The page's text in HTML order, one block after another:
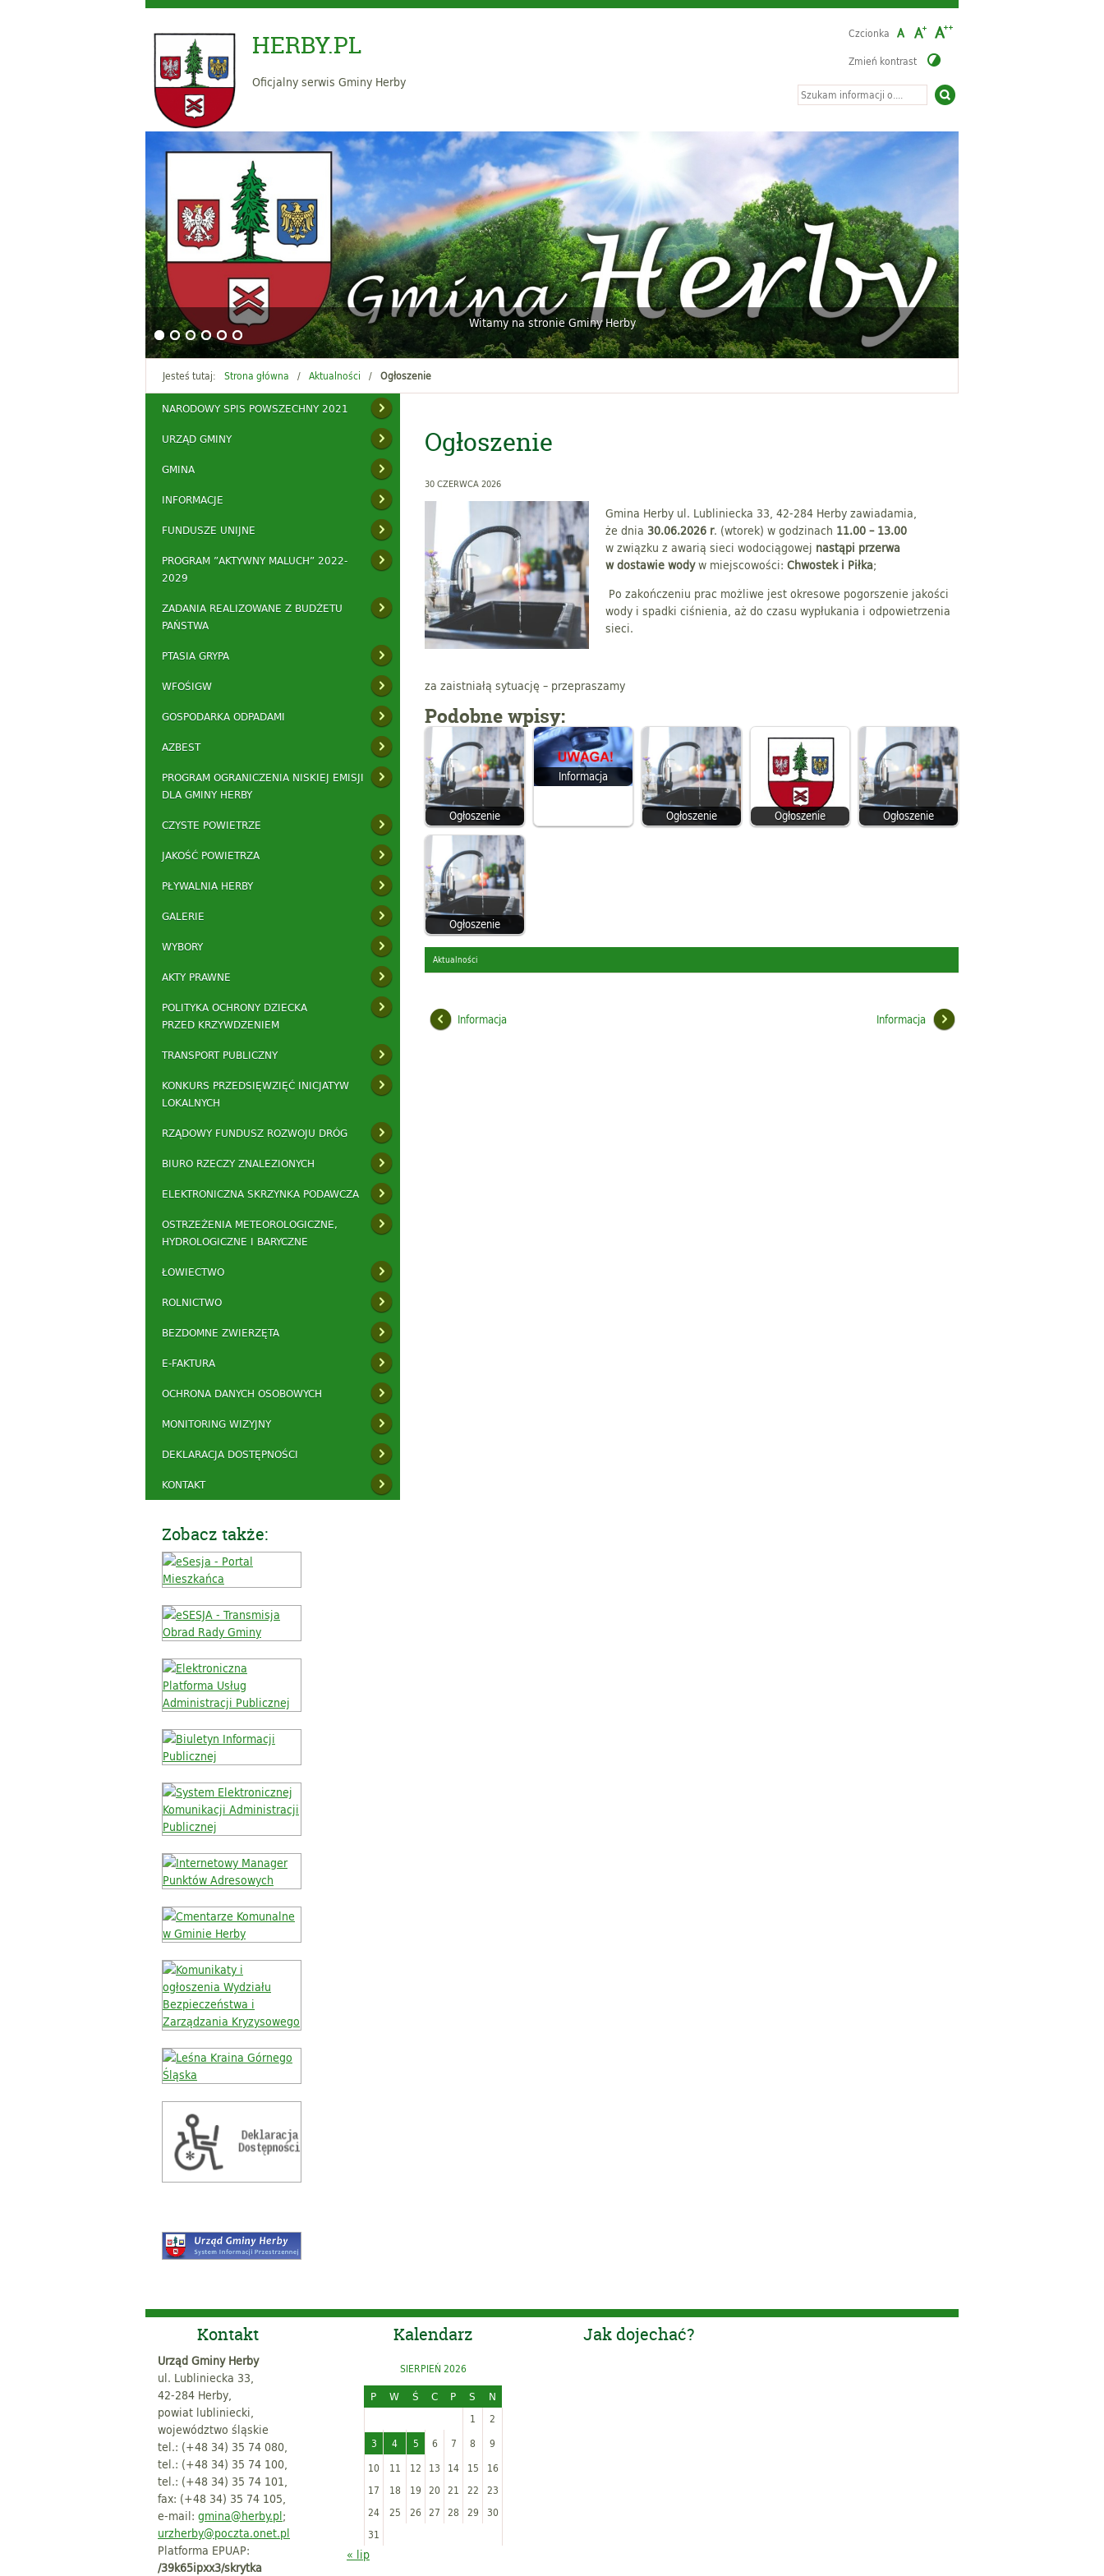
Czcionka
Zmień kontrast
HERBY.PL
Oficjalny serwis Gminy Herby
Witamy na stronie Gminy Herby
Jesteś tutaj: Strona główna Aktualności Ogłoszenie
NARODOWY SPIS POWSZECHNY 2021
URZĄD GMINY
GMINA
INFORMACJE
FUNDUSZE UNIJNE
PROGRAM ”AKTYWNY MALUCH” 2022-
2029
ZADANIA REALIZOWANE Z BUDŻETU
PAŃSTWA
PTASIA GRYPA
WFOŚIGW
GOSPODARKA ODPADAMI
AZBEST
PROGRAM OGRANICZENIA NISKIEJ EMISJI
DLA GMINY HERBY
CZYSTE POWIETRZE
JAKOŚĆ POWIETRZA
PŁYWALNIA HERBY
GALERIE
WYBORY
AKTY PRAWNE
POLITYKA OCHRONY DZIECKA
PRZED KRZYWDZENIEM
TRANSPORT PUBLICZNY
KONKURS PRZEDSIĘWZIĘĆ INICJATYW
LOKALNYCH
RZĄDOWY FUNDUSZ ROZWOJU DRÓG
BIURO RZECZY ZNALEZIONYCH
ELEKTRONICZNA SKRZYNKA PODAWCZA
OSTRZEŻENIA METEOROLOGICZNE,
HYDROLOGICZNE I BARYCZNE
ŁOWIECTWO
ROLNICTWO
BEZDOMNE ZWIERZĘTA
E-FAKTURA
OCHRONA DANYCH OSOBOWYCH
MONITORING WIZYJNY
DEKLARACJA DOSTĘPNOŚCI
KONTAKT
Zobacz także:
Ogłoszenie
30 CZERWCA 2026
Gmina Herby ul. Lubliniecka 33, 42-284 Herby zawiadamia,
że dnia 30.06.2026 r. (wtorek) w godzinach 11.00 – 13.00
w związku z awarią sieci wodociągowej nastąpi przerwa
w dostawie wodyw miejscowości: Chwostek i Piłka;
Po zakończeniu prac możliwe jest okresowe pogorszenie jakości
wody i spadki ciśnienia, aż do czasu wypłukania i odpowietrzenia
sieci.
za zaistniałą sytuację – przepraszamy
Podobne wpisy:
Ogłoszenie
Informacja
Ogłoszenie Ogłoszenie Ogłoszenie
Ogłoszenie
Aktualności
Informacja Informacja
Kontakt
Urząd Gminy Herby
ul. Lubliniecka 33,
42-284 Herby,
powiat lubliniecki,
województwo śląskie
tel.: (+48 34) 35 74 080,
tel.: (+48 34) 35 74 100,
tel.: (+48 34) 35 74 101,
fax: (+48 34) 35 74 105,
e-mail: gmina@herby.pl;
urzherby@poczta.onet.pl
Platforma EPUAP:
/39k65ipxx3/skrytka
Kalendarz
SIERPIEŃ 2026
P
W Ś C P S
N
1
2
3
4 5 6 7 8
9
10
11 12 13 14 15
16
17
18 19 20 21 22
23
24
25 26 27 28 29
30
31
« lip
Jak dojechać?